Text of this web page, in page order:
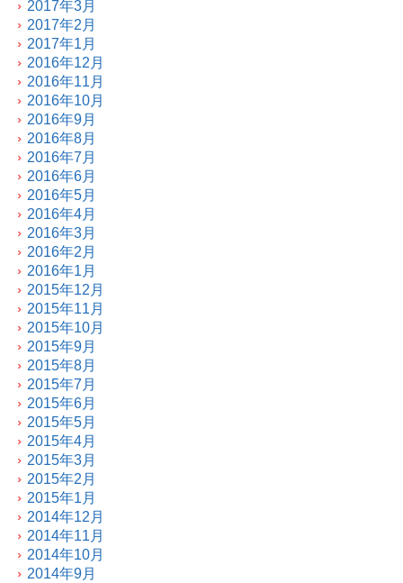
2017年3月
2017年2月
2017年1月
2016年12月
2016年11月
2016年10月
2016年9月
2016年8月
2016年7月
2016年6月
2016年5月
2016年4月
2016年3月
2016年2月
2016年1月
2015年12月
2015年11月
2015年10月
2015年9月
2015年8月
2015年7月
2015年6月
2015年5月
2015年4月
2015年3月
2015年2月
2015年1月
2014年12月
2014年11月
2014年10月
2014年9月